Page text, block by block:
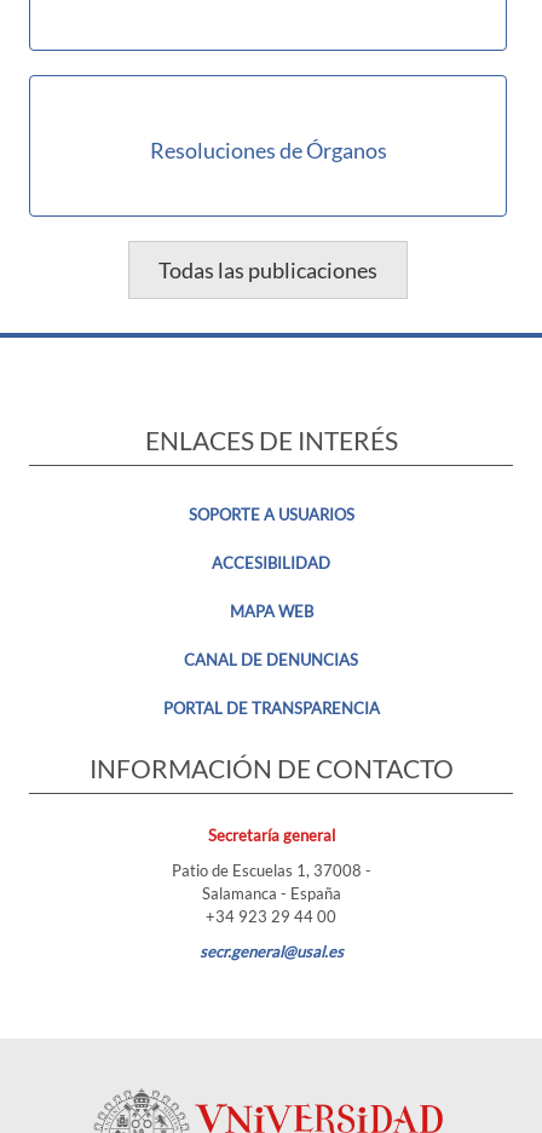
Resoluciones de Órganos
Todas las publicaciones
ENLACES DE INTERÉS
SOPORTE A USUARIOS
ACCESIBILIDAD
MAPA WEB
CANAL DE DENUNCIAS
PORTAL DE TRANSPARENCIA
INFORMACIÓN DE CONTACTO
Secretaría general
Patio de Escuelas 1, 37008 -
Salamanca - España
+34 923 29 44 00
secr.general@usal.es